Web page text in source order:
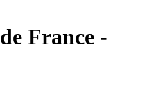
France -